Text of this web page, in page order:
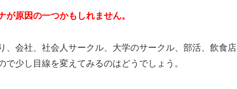
原因の一つかもしれません。
、会社、社会人サークル、大学のサークル、部活、飲食店
少し目線を変えてみるのはどうでしょう。